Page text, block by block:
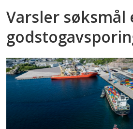
Varsler søksmål